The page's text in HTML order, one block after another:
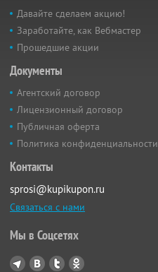
Давайте сделаем акцию!
Заработайте, как Вебмастер
Прошедшие акции
Документы
Агентский договор
Лицензионный договор
Публичная оферта
Политика конфиденциальности
Контакты
sprosi@kupikupon.ru
Связаться с нами
Мы в Соцсетях